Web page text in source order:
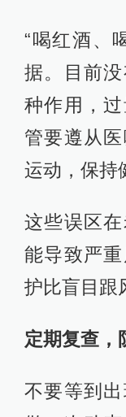
“喝红酒、
据。目前
种作用，
管要遵从
运动，保持
这些误区
能导致严
护比盲目跟
定期复查，
不要等到